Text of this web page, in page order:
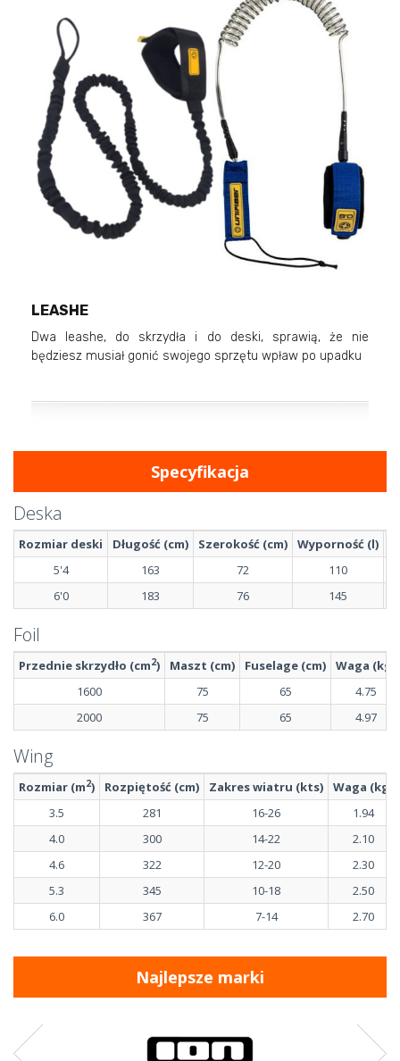
LEASHE
Dwa leashe, do skrzydła i do deski, sprawią, że nie
będziesz musiał gonić swojego sprzętu wpław po upadku
Specyfikacja
Deska
Rozmiar deski Długość (cm) Szerokość (cm) Wyporność (l)
5'4
163 72
110
6'0
183 76 145
Foil
Przednie skrzydło (cm2) Maszt (cm) Fuselage (cm)
Waga (kg)
1600
75 65
4.75
2000
75 65 4.97
Wing
Rozmiar (m2) Rozpiętość (cm) Zakres wiatru (kts)
Waga (kg)
3.5
281 16-26
1.94
4.0
300 14-22
2.10
4.6
322 12-20
2.30
5.3
345 10-18
2.50
6.0
367 7-14 2.70
Najlepsze marki